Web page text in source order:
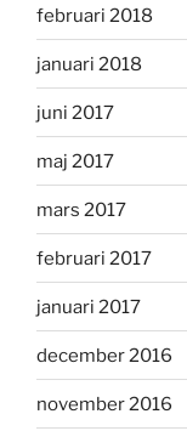
februari 2018
januari 2018
juni 2017
maj 2017
mars 2017
februari 2017
januari 2017
december 2016
november 2016